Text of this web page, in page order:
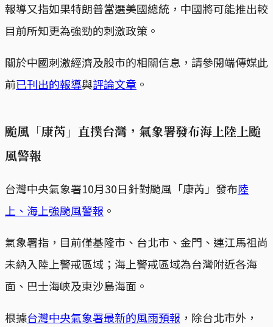
報導又指如果特朗普當選美國總統，中國將可能推出較
目前所知更為強勁的刺激政策。
關於中國刺激經濟及股市的相關信息，請參閱端傳媒此
前已刊出的報導與評論文章 。
颱風「康芮」直撲台灣，氣象署發布海上陸上颱
風警報
台灣中央氣象署10月30日針對颱風「康芮」發布陸
上、海上強颱風警報 。
氣象署指，目前僅基隆市、台北市、金門、連江馬祖尚
未納入陸上警戒區域；海上警戒區域為台灣附近各海
面、巴士海峽及東沙島海面。
根據台灣中央氣象署最新的風雨預報 ，除台北市外，